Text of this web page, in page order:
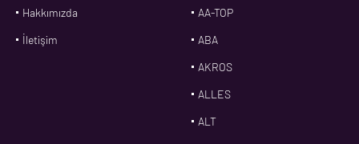
Hakkımızda
İletişim
AA-TOP
ABA
AKROS
ALLES
ALT